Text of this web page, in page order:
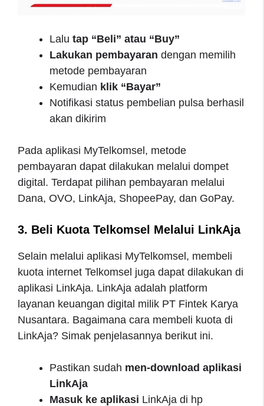
Lalu tap “Beli” atau “Buy”
Lakukan pembayaran dengan memilih
metode pembayaran
Kemudian klik “Bayar”
Notifikasi status pembelian pulsa berhasil
akan dikirim
Pada aplikasi MyTelkomsel, metode
pembayaran dapat dilakukan melalui dompet
digital. Terdapat pilihan pembayaran melalui
Dana, OVO, LinkAja, ShopeePay, dan GoPay.
3. Beli Kuota Telkomsel Melalui LinkAja
Selain melalui aplikasi MyTelkomsel, membeli
kuota internet Telkomsel juga dapat dilakukan di
aplikasi LinkAja. LinkAja adalah platform
layanan keuangan digital milik PT Fintek Karya
Nusantara. Bagaimana cara membeli kuota di
LinkAja? Simak penjelasannya berikut ini.
Pastikan sudah men-download aplikasi
LinkAja
Masuk ke aplikasi LinkAja di hp